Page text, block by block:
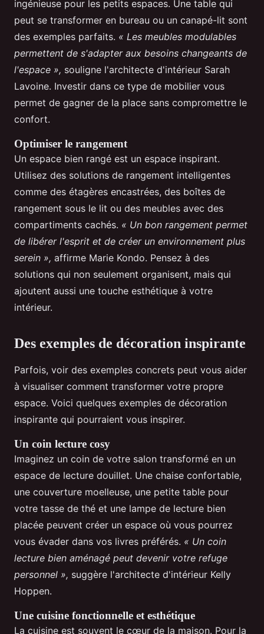
ingénieuse pour les petits espaces. Une table qui
peut se transformer en bureau ou un canapé-lit sont
des exemples parfaits. « Les meubles modulables
permettent de s'adapter aux besoins changeants de
l'espace », souligne l'architecte d'intérieur Sarah
Lavoine. Investir dans ce type de mobilier vous
permet de gagner de la place sans compromettre le
confort.
Optimiser le rangement
Un espace bien rangé est un espace inspirant.
Utilisez des solutions de rangement intelligentes
comme des étagères encastrées, des boîtes de
rangement sous le lit ou des meubles avec des
compartiments cachés. « Un bon rangement permet
de libérer l'esprit et de créer un environnement plus
serein », affirme Marie Kondo. Pensez à des
solutions qui non seulement organisent, mais qui
ajoutent aussi une touche esthétique à votre
intérieur.
Des exemples de décoration inspirante
Parfois, voir des exemples concrets peut vous aider
à visualiser comment transformer votre propre
espace. Voici quelques exemples de décoration
inspirante qui pourraient vous inspirer.
Un coin lecture cosy
Imaginez un coin de votre salon transformé en un
espace de lecture douillet. Une chaise confortable,
une couverture moelleuse, une petite table pour
votre tasse de thé et une lampe de lecture bien
placée peuvent créer un espace où vous pourrez
vous évader dans vos livres préférés. « Un coin
lecture bien aménagé peut devenir votre refuge
personnel », suggère l'architecte d'intérieur Kelly
Hoppen.
Une cuisine fonctionnelle et esthétique
La cuisine est souvent le cœur de la maison. Pour la